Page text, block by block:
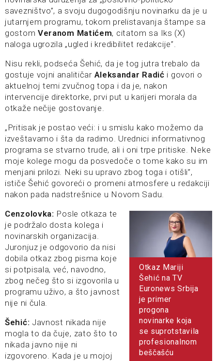
savezništvo”, a svoju dugogodišnju novinarku da je u
jutarnjem programu, tokom prelistavanja štampe sa
gostom Veranom Matićem, citatom sa Iks (X)
naloga ugrozila „ugled i kredibilitet redakcije”.
Nisu rekli, podseća Šehić, da je tog jutra trebalo da
gostuje vojni analitičar Aleksandar Radić i govori o
aktuelnoj temi zvučnog topa i da je, nakon
intervencije direktorke, prvi put u karijeri morala da
otkaže nečije gostovanje.
„Pritisak je postao veći: i u smislu kako možemo da
izveštavamo i šta da radimo. Urednici informativnog
programa se stvarno trude, ali i oni trpe pritiske. Neke
moje kolege mogu da posvedoče o tome kako su im
menjani prilozi. Neki su upravo zbog toga i otišli”,
ističe Šehić govoreći o promeni atmosfere u redakciji
nakon pada nadstrešnice u Novom Sadu.
Otkaz Mariji
Šehić na TV
Euronews Srbija
je primer
progona
novinarke koja
se suprotstavila
profesionalnom
beščašću
Cenzolovka: Posle otkaza te
je podržalo dosta kolega i
novinarskih organizacija.
Juronjuz je odgovorio da nisi
dobila otkaz zbog pisma koje
si potpisala, već, navodno,
zbog nečeg što si izgovorila u
programu uživo, a što javnost
nije ni čula.
Šehić: Javnost nikada nije
mogla to da čuje, zato što to
nikada javno nije ni
izgovoreno. Kada je u mojoj